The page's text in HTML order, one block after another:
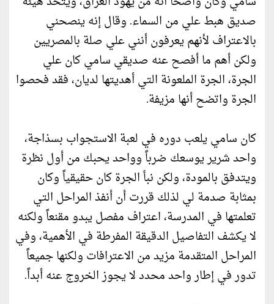
صديق هبط علي من السماء. وقال إنه ينصحني
بالاعتراف لأنهم يعرفون أنني علي صلة بالمصريين
ولكن أهم ما أفصح عنه صديقي سامي كان علي
الجرة، الجرة الملعونة التي أهديتها لديان، فقد فحصوا
الجرة واتضح أنها مزيفة.
كان سامي يلعب دوره في لعبة الاستجواب بسذاجة،
واحد شرير يوسعك ضرباً وواحد يحبك من أول نظرة
ويتدفق بالمودة، ولكن نبأ الجرة كان حقيقياً وكان
بمثابة صدمة لي لذلك قررت أن أنفذ المراحل التي
تعلمتها في المدرسة، اعتراف مفصل يبدو مقنعاً ولكنه
لا يكشف التفاصيل الدقيقة المفرطة في الأهمية، وفي
المراحل المتقدمة مزيد من الاعترافات ولكنها جميعاً
تدور في إطار واحد محدد لا يجوز الخروج عنه أبداً.